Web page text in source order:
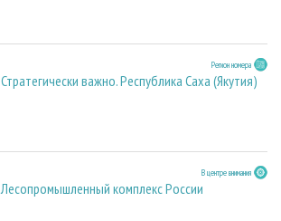
Регион номера
Стратегически важно. Республика Саха (Якутия)
В центре внимания
Лесопромышленный комплекс России